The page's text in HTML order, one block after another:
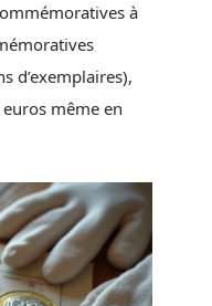
à
d’exemplaires),
même en